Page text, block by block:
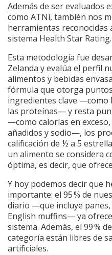
Además de ser evaluados
como ATNi, también nos
herramientas reconocidas
sistema Health Star Rating.
Esta metodología fue
Zelanda y evalúa el perfil
alimentos y bebidas
fórmula que otorga
ingredientes clave —como
las proteínas— y resta
—como calorías en
añadidos y sodio—, los
calificación de ½ a 5
un alimento se considera
óptima, es decir, que
Y hoy podemos decir que
importante: el 95 % de
diario —que incluye
English muffins— ya
sistema. Además, el 99 %
categoría están libres de
artificiales.